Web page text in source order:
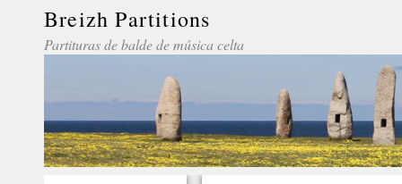
Breizh Partitions
Partituras de balde de música celta